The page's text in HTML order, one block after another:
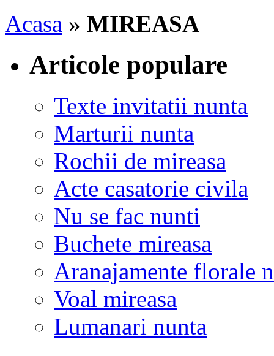
Acasa » MIREASA
Articole populare
Texte invitatii nunta
Marturii nunta
Rochii de mireasa
Acte casatorie civila
Nu se fac nunti
Buchete mireasa
Aranajamente florale
Voal mireasa
Lumanari nunta